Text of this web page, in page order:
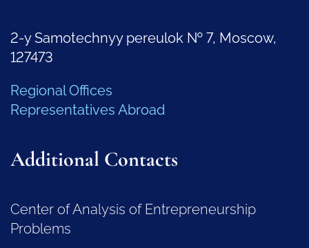
2-y Samotechnyy pereulok № 7, Moscow,
127473
Regional Offices
Representatives Abroad
Additional Contacts
Center of Analysis of Entrepreneurship
Problems